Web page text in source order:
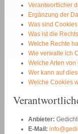
Verantwortlicher
Ergänzung der
Was sind
Was ist die
Welche Rechte
Wie verwalte ich
Welche Arten
Wer kann auf
Welche Cookies
Anbieter:
E-Mail: